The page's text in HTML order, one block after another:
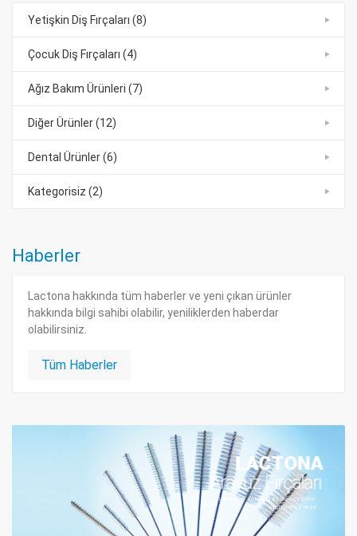
Yetişkin Diş Fırçaları (8)
Çocuk Diş Fırçaları (4)
Ağız Bakım Ürünleri (7)
Diğer Ürünler (12)
Dental Ürünler (6)
Kategorisiz (2)
Haberler
Lactona hakkında tüm haberler ve yeni çıkan ürünler
hakkında bilgi sahibi olabilir, yeniliklerden haberdar
olabilirsiniz.
Tüm Haberler
LACTONA
Arayüz Fırçaları
Lactona'da en kaliteli diş ürünü çeşitleri
sipaişlerinize hazır!